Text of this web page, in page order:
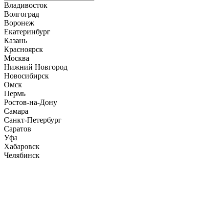
Владивосток
Волгоград
Воронеж
Екатеринбург
Казань
Красноярск
Москва
Нижний Новгород
Новосибирск
Омск
Пермь
Ростов-на-Дону
Самара
Санкт-Петербург
Саратов
Уфа
Хабаровск
Челябинск